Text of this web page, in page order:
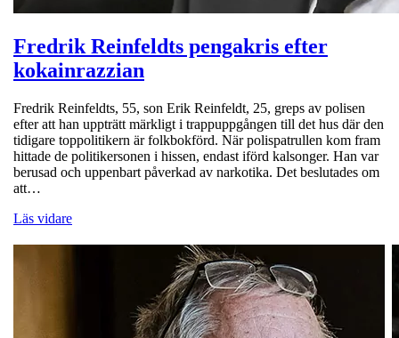
Fredrik Reinfeldts pengakris efter
kokainrazzian
Fredrik Reinfeldts, 55, son Erik Reinfeldt, 25, greps av polisen
efter att han uppträtt märkligt i trappuppgången till det hus där den
tidigare toppolitikern är folkbokförd. När polispatrullen kom fram
hittade de politikersonen i hissen, endast iförd kalsonger. Han var
berusad och uppenbart påverkad av narkotika. Det beslutades om
att…
Läs vidare